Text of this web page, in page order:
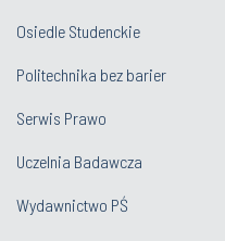
Osiedle Studenckie
Politechnika bez barier
Serwis Prawo
Uczelnia Badawcza
Wydawnictwo PŚ